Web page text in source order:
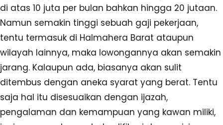
di atas 10 juta per bulan bahkan hingga 20 jutaan.
Namun semakin tinggi sebuah gaji pekerjaan,
tentu termasuk di Halmahera Barat ataupun
wilayah lainnya, maka lowongannya akan semakin
jarang. Kalaupun ada, biasanya akan sulit
ditembus dengan aneka syarat yang berat. Tentu
saja hal itu disesuaikan dengan ijazah,
pengalaman dan kemampuan yang kawan miliki,